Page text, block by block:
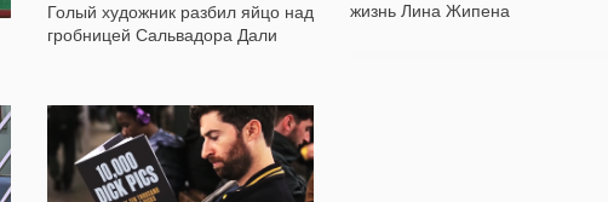
Голый художник разбил яйцо над
гробницей Сальвадора Дали
жизнь Лина Жипена
3 605